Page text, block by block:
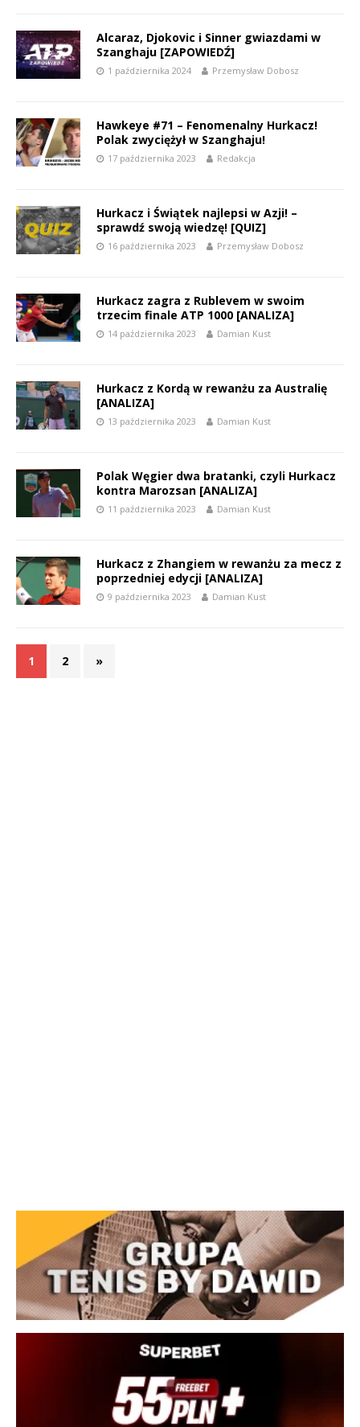
Alcaraz, Djokovic i Sinner gwiazdami w
Szanghaju [ZAPOWIEDŹ]
1 października 2024 Przemysław Dobosz
Hawkeye #71 – Fenomenalny Hurkacz!
Polak zwyciężył w Szanghaju!
17 października 2023 Redakcja
Hurkacz i Świątek najlepsi w Azji! –
sprawdź swoją wiedzę! [QUIZ]
16 października 2023 Przemysław Dobosz
Hurkacz zagra z Rublevem w swoim
trzecim finale ATP 1000 [ANALIZA]
14 października 2023 Damian Kust
Hurkacz z Kordą w rewanżu za Australię
[ANALIZA]
13 października 2023 Damian Kust
Polak Węgier dwa bratanki, czyli Hurkacz
kontra Marozsan [ANALIZA]
11 października 2023 Damian Kust
Hurkacz z Zhangiem w rewanżu za mecz z
poprzedniej edycji [ANALIZA]
9 października 2023 Damian Kust
1 2 »